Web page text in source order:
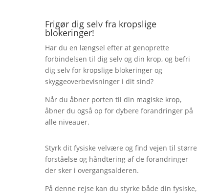
Frigør dig selv fra kropslige
blokeringer!
Har du en længsel efter at genoprette
forbindelsen til dig selv og din krop, og befri
dig selv for kropslige blokeringer og
skyggeoverbevisninger i dit sind?
Når du åbner porten til din magiske krop,
åbner du også op for dybere forandringer på
alle niveauer.
Styrk dit fysiske velvære og find vejen til større
forståelse og håndtering af de forandringer
der sker i overgangsalderen.
På denne rejse kan du styrke både din fysiske,